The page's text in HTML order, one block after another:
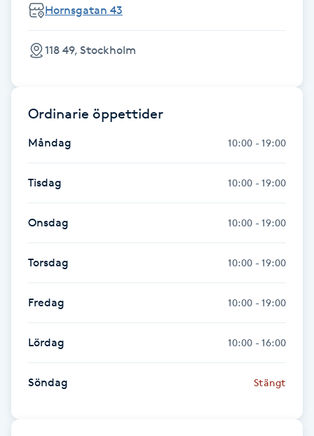
Gua Sha-massage
Hatha Yoga
Healing
Herrklippning
HIFU
Hollywood Peel
Huduppstramning
Hornsgatan 43
118 49, Stockholm
Ordinarie öppettider
Måndag 10:00 - 19:00
Tisdag 10:00 - 19:00
Onsdag 10:00 - 19:00
Torsdag 10:00 - 19:00
Fredag 10:00 - 19:00
Lördag 10:00 - 16:00
Söndag Stängt